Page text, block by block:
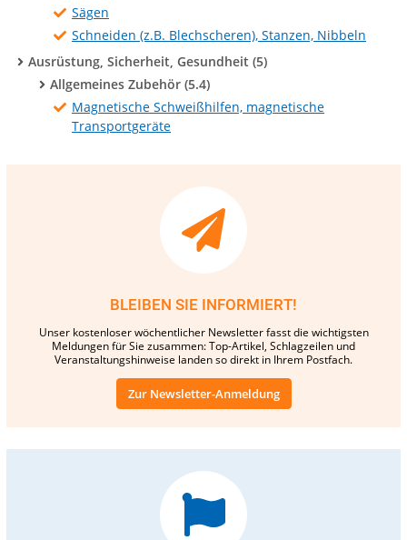
Sägen
Schneiden (z.B. Blechscheren), Stanzen, Nibbeln
Ausrüstung, Sicherheit, Gesundheit (5)
Allgemeines Zubehör (5.4)
Magnetische Schweißhilfen, magnetische
Transportgeräte
BLEIBEN SIE INFORMIERT!
Unser kostenloser wöchentlicher Newsletter fasst die wichtigsten
Meldungen für Sie zusammen: Top-Artikel, Schlagzeilen und
Veranstaltungshinweise landen so direkt in Ihrem Postfach.
Zur Newsletter-Anmeldung